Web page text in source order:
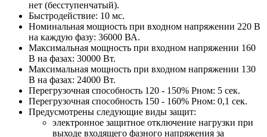
нет (бесступенчатый).
Быстродействие: 10 мс.
Номинальная мощность при входном напряжении 220 В
на каждую фазу: 36000 ВА.
Максимальная мощность при входном напряжении 160
В на фазах: 30000 Вт.
Максимальная мощность при входном напряжении 130
В на фазах: 24000 Вт.
Перегрузочная способность 120 - 150% Pном: 5 сек.
Перегрузочная способность 150 - 160% Pном: 0,1 сек.
Предусмотрены следующие виды защит:
электронное защитное отключение нагрузки при
выходе входящего фазного напряжения за